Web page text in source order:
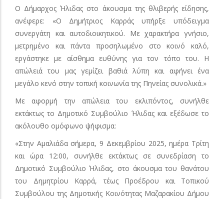
Ο Δήμαρχος Ήλιδας στο άκουσμα της θλιβερής είδησης,
ανέφερε: «Ο Δημήτριος Καρράς υπήρξε υπόδειγμα
συνεργάτη και αυτοδιοικητικού. Με χαρακτήρα γνήσιο,
μετρημένο και πάντα προσηλωμένο στο κοινό καλό,
εργάστηκε με αίσθημα ευθύνης για τον τόπο του. Η
απώλειά του μας γεμίζει βαθιά λύπη και αφήνει ένα
μεγάλο κενό στην τοπική κοινωνία της Πηνείας συνολικά.»
Με αφορμή την απώλεια του εκλιπόντος, συνήλθε
εκτάκτως το Δημοτικό Συμβούλιο Ήλιδας και εξέδωσε το
ακόλουθο ομόφωνο ψήφισμα:
«Στην Αμαλιάδα σήμερα, 9 Δεκεμβρίου 2025, ημέρα Τρίτη
και ώρα 12:00, συνήλθε εκτάκτως σε συνεδρίαση το
Δημοτικό Συμβούλιο Ήλιδας, στο άκουσμα του θανάτου
του Δημητρίου Καρρά, τέως Προέδρου και Τοπικού
Συμβούλου της Δημοτικής Κοινότητας Μαζαρακίου Δήμου